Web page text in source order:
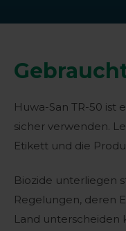
Huwa-San TR-50 ist
sicher verwenden.
Etikett und die
Biozide unterliegen
Regelungen, deren
Land unterscheiden